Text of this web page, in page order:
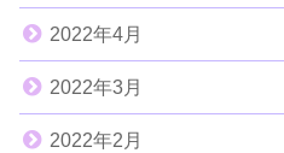
2022年4月
2022年3月
2022年2月